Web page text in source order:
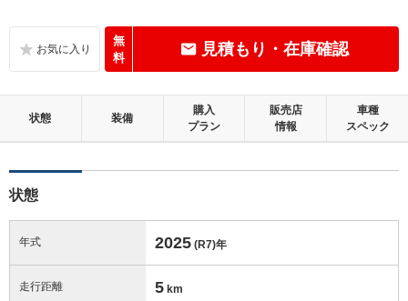
無
料
見積もり・在庫確認
状態 装備
購入
プラン
販売店
情報
車種
スペック
状態
年式 2025 (R7)年
走行距離 5 km